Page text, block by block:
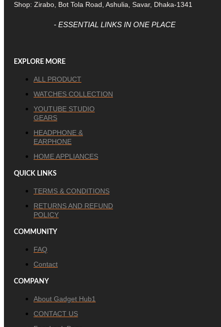
Shop: Zirabo, Bot Tola Road, Ashulia, Savar, Dhaka-1341
- ESSENTIAL LINKS IN ONE PLACE
EXPLORE MORE
ALL PRODUCT
WATCHES COLLECTION
YOUTUBE STUDIO
GEARS
HEADPHONE &
EARPHONE
HOME APPLIANCES
QUICK LINKS
TERMS & CONDITIONS
RETURNS AND REFUND
POLICY
COMMUNITY
FAQ
Contact
COMPANY
About Gadget Hub1
CONTACT US